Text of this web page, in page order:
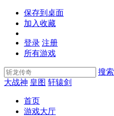
保存到桌面
加入收藏
登录 注册
所有游戏
搜索
大战神 皇图 轩辕剑
首页
游戏大厅